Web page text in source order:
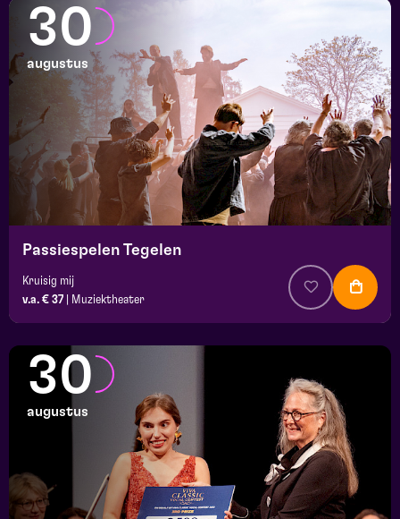
30
augustus
Passiespelen Tegelen
Kruisig mij
v.a. € 37
Muziektheater
30
augustus